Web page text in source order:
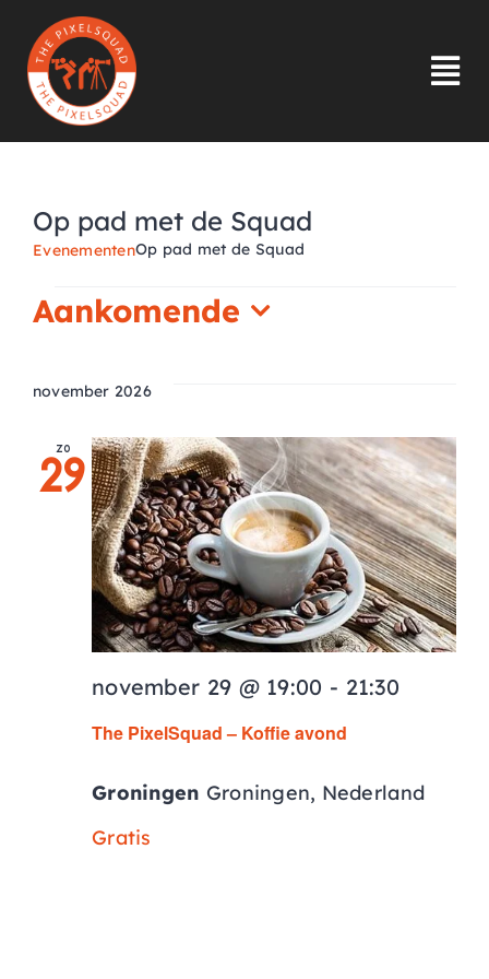
naar
inhoud
LID WORDEN
AGENDA
CONTACT
Op pad met de Squad
EvenementenOp pad met de Squad
Evenementen
Aankomende
een
datum.
november 2026
zo
29
The PixelSquad – Koffie avond
november 29 @ 19:00 - 21:30
Groningen Groningen, Nederland
Gratis